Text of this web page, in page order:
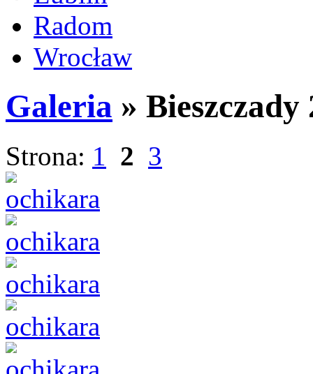
Radom
Wrocław
Galeria » Bieszczady
Strona: 1 2 3